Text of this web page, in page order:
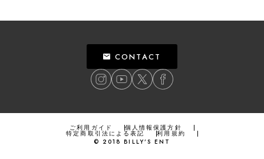
CONTACT
ご利用ガイド 個人情報保護方針
特定商取引法による表記
利用規約
© 2018 BILLY’S ENT